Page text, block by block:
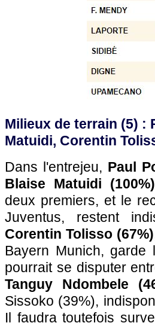
Milieux de terrain (5) :
Matuidi, Corentin
Dans l'entrejeu, Paul
Blaise Matuidi (100%)
deux premiers, et le
Juventus, restent
Corentin Tolisso (67%)
Bayern Munich,
pourrait se disputer
Tanguy Ndombele
Sissoko (39%),
Il faudra toutefois